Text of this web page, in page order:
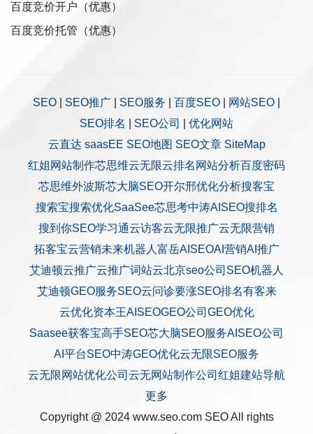
百度竞价开户（优惠）
百度竞价托管（优惠）
SEO SEO推广 SEO服务 百度SEO 网站SEO
SEO排名
SEO公司
优化网站
云直达 saasEE SEO地图 SEO文章 SiteMap
红姐网站制作芯思维云无限云排名 网站分析百度密码
芯思维外波斯芯大脑SEO开尔邢优化分析搜客宝
搜索宝搜索优化SaaSee芯思考中涛AISEO搜排名
搜到你SEO学习通云访客云无限推广云无限营销
拓客宝云营销未来机器人 富岳AISEOAI营销AI推广
艾迪顿云推广云推广词站云北京seo公司 SEO机器人
艾迪顿GEO服务SEO云问诊要涨SEO排名有客来
云优化资本王AISEOGEO公司 GEO优化
Saasee获客宝高手SEO芯大脑SEO服务AISEO公司
AI平台SEO中涛GEO优化云无限SEO服务
云无限网站优化公司 云无网站制作公司 红姐建站导航
更多
Copyright @ 2024 www.seo.com SEOAll rights